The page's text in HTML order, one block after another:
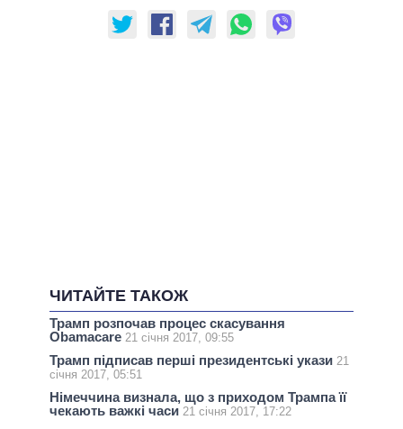
ЧИТАЙТЕ ТАКОЖ
Трамп розпочав процес скасування
Obamacare 21 січня 2017, 09:55
Трамп підписав перші президентські укази 21
січня 2017, 05:51
Німеччина визнала, що з приходом Трампа її
чекають важкі часи 21 січня 2017, 17:22